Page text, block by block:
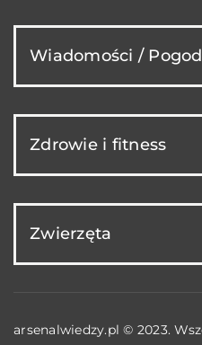
Wiadomości /
Zdrowie i fitness
Zwierzęta
arsenalwiedzy.pl © 2023.